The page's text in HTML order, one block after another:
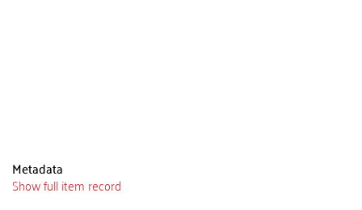
Metadata
Show full item record